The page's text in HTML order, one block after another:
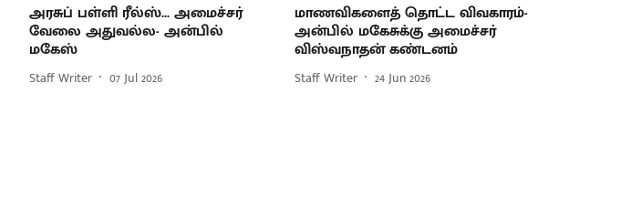
அரசுப் பள்ளி ரீல்ஸ்... அமைச்சர்
வேலை அதுவல்ல- அன்பில்
மகேஸ்
Staff Writer 07 Jul 2026
மாணவிகளைத் தொட்ட விவகாரம்-
அன்பில் மகேசுக்கு அமைச்சர்
விஸ்வநாதன் கண்டனம்
Staff Writer 24 Jun 2026